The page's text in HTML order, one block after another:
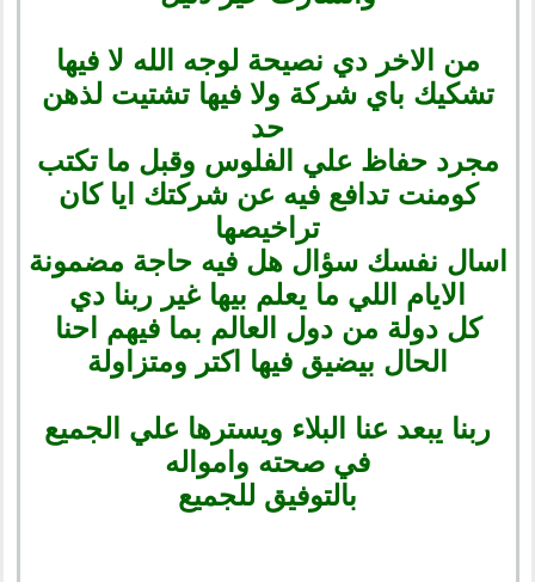
من الاخر دي نصيحة لوجه الله لا فيها
تشكيك باي شركة ولا فيها تشتيت لذهن
حد
مجرد حفاظ علي الفلوس وقبل ما تكتب
كومنت تدافع فيه عن شركتك ايا كان
تراخيصها
اسال نفسك سؤال هل فيه حاجة مضمونة
الايام اللي ما يعلم بيها غير ربنا دي
كل دولة من دول العالم بما فيهم احنا
الحال بيضيق فيها اكتر ومتزاولة
ربنا يبعد عنا البلاء ويسترها علي الجميع
في صحته وامواله
بالتوفيق للجميع